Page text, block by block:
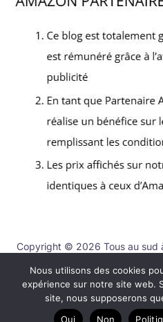
Copyright © 2026 Tous au sud
Mentions
Politique de
Nous utilisons des cookies
expérience sur notre site web.
site, nous supposerons
Oui
Non